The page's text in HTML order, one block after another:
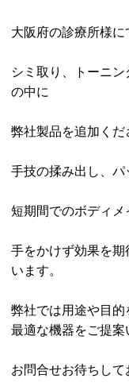
大阪府の診療所様に
シミ取り、トーニ
の中に
弊社製品を追加くだ
手技の揉み出し、パ
短期間でのボディ
手をかけず効果を
います。
弊社では用途や目
最適な機器をご提案
お問合せお待ちして